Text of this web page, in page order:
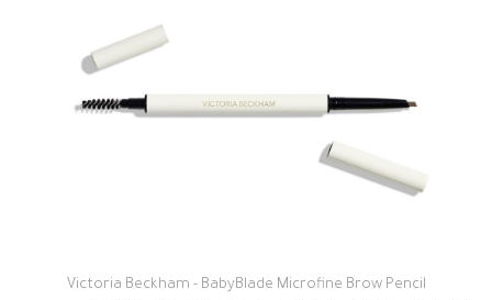
Victoria Beckham - BabyBlade Microfine Brow Pencil